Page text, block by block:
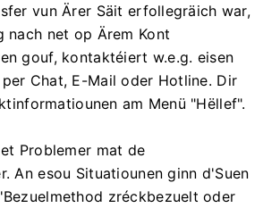
vun Ärer Säit erfollegräich war,
nach net op Ärem Kont
gouf, kontaktéiert w.e.g. eisen
Chat, E-Mail oder Hotline. Dir
am Menü "Hëllef".
Problemer mat de
An esou Situatiounen ginn d'Suen
zréckbezuelt oder